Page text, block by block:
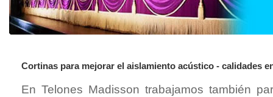
Cortinas para mejorar el aislamiento acústico - calidades
En Telones Madisson trabajamos también